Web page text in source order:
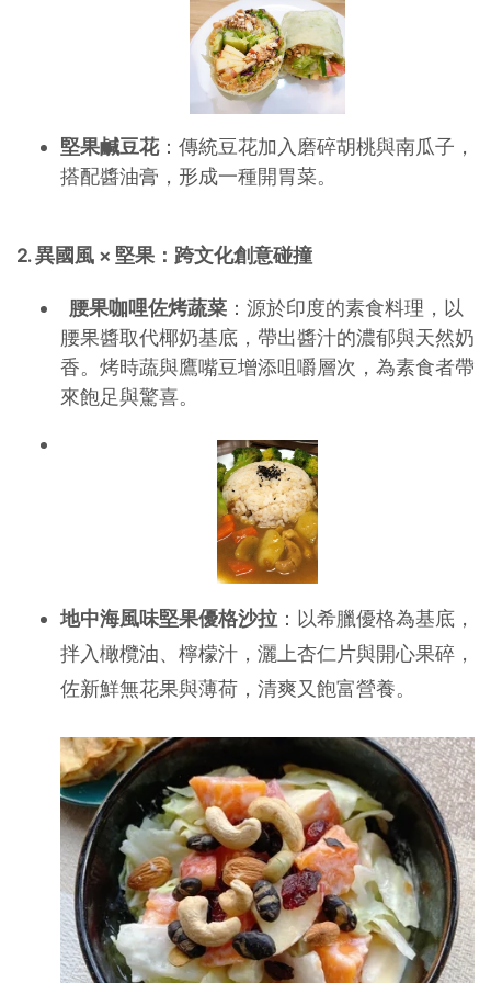
堅果鹹豆花：傳統豆花加入磨碎胡桃與南瓜子，
搭配醬油膏，形成一種開胃菜。
2. 異國風 × 堅果：跨文化創意碰撞
腰果咖哩佐烤蔬菜 ：源於印度的素食料理，以
腰果醬取代椰奶基底，帶出醬汁的濃郁與天然奶
香。烤時蔬與鷹嘴豆增添咀嚼層次，為素食者帶
來飽足與驚喜。
地中海風味堅果優格沙拉 ：以希臘優格為基底，
拌入橄欖油、檸檬汁，灑上杏仁片與開心果碎，
佐新鮮無花果與薄荷，清爽又飽富營養。